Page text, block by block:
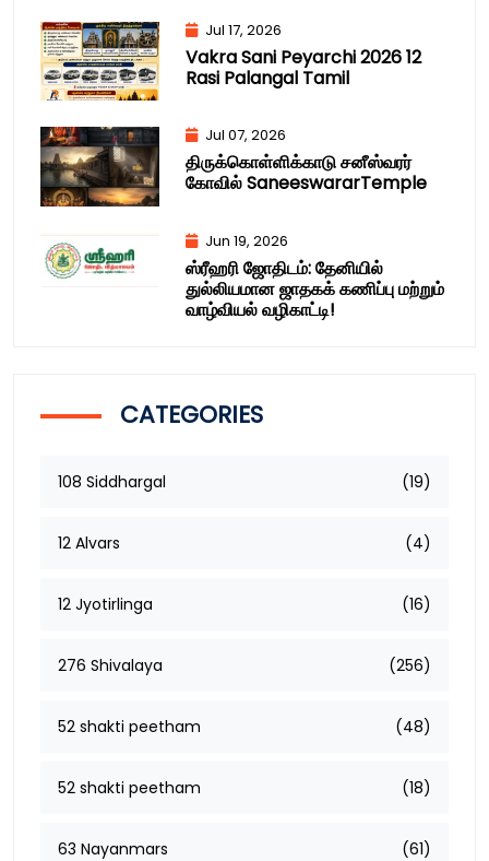
Jul 17, 2026
Vakra Sani Peyarchi 2026 12
Rasi Palangal Tamil
Jul 07, 2026
திருக்கொள்ளிக்காடு சனீஸ்வரர்
கோவில் SaneeswararTemple
Jun 19, 2026
ஸ்ரீஹரி ஜோதிடம்: தேனியில்
துல்லியமான ஜாதகக் கணிப்பு மற்றும்
வாழ்வியல் வழிகாட்டி!
CATEGORIES
108 Siddhargal (19)
12 Alvars (4)
12 Jyotirlinga (16)
276 Shivalaya (256)
52 shakti peetham (48)
52 shakti peetham (18)
63 Nayanmars (61)